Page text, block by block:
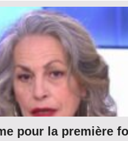
pour la première